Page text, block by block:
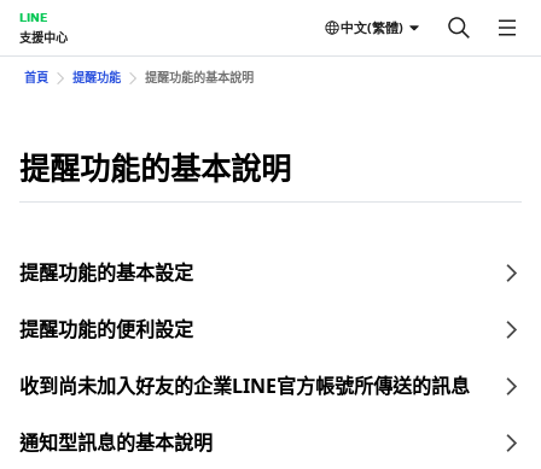
LINE
支援中心
中文(繁體)
首頁 提醒功能 提醒功能的基本說明
提醒功能的基本說明
提醒功能的基本設定
提醒功能的便利設定
收到尚未加入好友的企業LINE官方帳號所傳送的訊息
通知型訊息的基本說明